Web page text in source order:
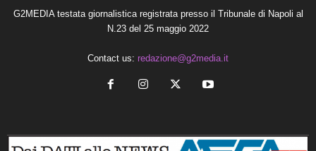
G2MEDIA testata giornalistica registrata presso il Tribunale di Napoli al
N.23 del 25 maggio 2022
Contact us: redazione@g2media.it